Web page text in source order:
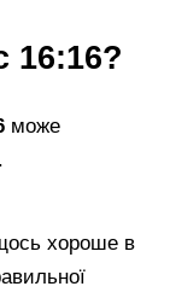
16:16?
може
хороше в